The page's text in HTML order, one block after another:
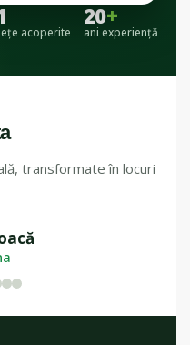
acoperite
20+
ani experiență
transformate în locuri